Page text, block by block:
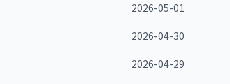
2026-05-01
2026-04-30
2026-04-29